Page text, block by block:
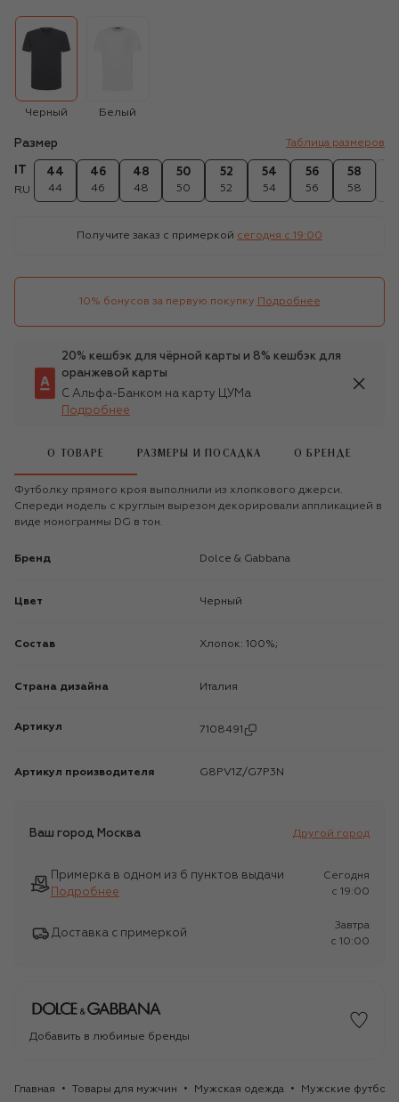
Черный Белый
Размер Таблица размеров
RU
44
44
46
46
48
48
50
50
52
52
54
54
56
56
58
58
Получите заказ с примеркой сегодня c 19:00
10% бонусов за первую покупку Подробнее
20% кешбэк для чёрной карты и 8% кешбэк для
оранжевой карты
С Альфа-Банком на карту ЦУМа
Подробнее
О ТОВАРЕ РАЗМЕРЫ И ПОСАДКА О БРЕНДЕ
Футболку прямого кроя выполнили из хлопкового джерси.
Спереди модель с круглым вырезом декорировали аппликацией в
виде монограммы DG в тон.
Бренд Dolce & Gabbana
Цвет Черный
Состав Хлопок: 100%;
Страна дизайна Италия
Артикул 7108491
Артикул производителя G8PV1Z/G7P3N
Ваш город Москва Другой город
Примерка в одном из 6 пунктов выдачи
Подробнее
Сегодня
c 19:00
Доставка с примеркой
Завтра
c 10:00
Добавить в любимые бренды
Главная Товары для мужчин Мужская одежда Мужские